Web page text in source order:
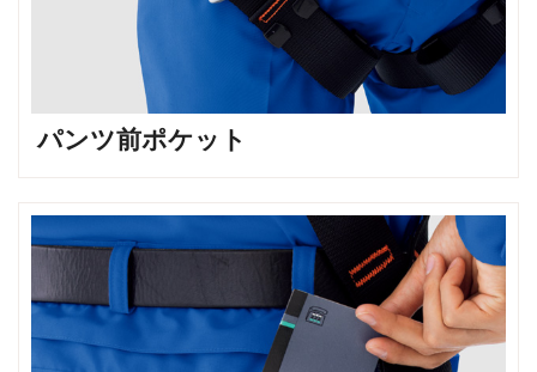
パンツ前ポケット